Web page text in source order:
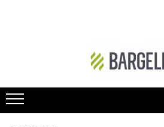
Oriental
Aromatic - Fougere